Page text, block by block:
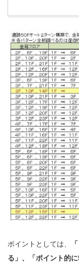
ポイントとしては、
る」、「ポイント的